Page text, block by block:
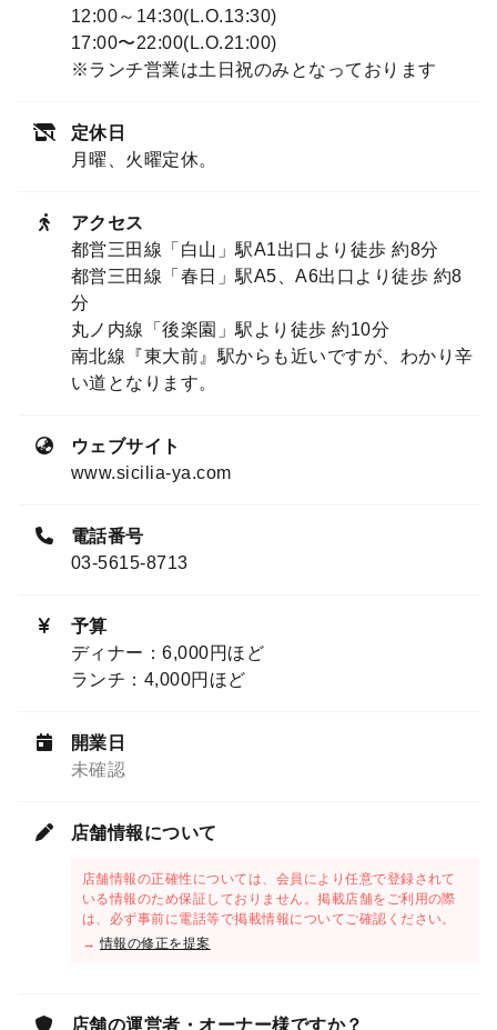
12:00～14:30(L.O.13:30)
17:00〜22:00(L.O.21:00)
※ランチ営業は土日祝のみとなっております
定休日
月曜、火曜定休。
アクセス
都営三田線「白山」駅A1出口より徒歩 約8分
都営三田線「春日」駅A5、A6出口より徒歩 約8
分
丸ノ内線「後楽園」駅より徒歩 約10分
南北線『東大前』駅からも近いですが、わかり辛
い道となります。
ウェブサイト
www.sicilia-ya.com
電話番号
03-5615-8713
予算
ディナー：6,000円ほど
ランチ：4,000円ほど
開業日
未確認
店舗情報について
店舗情報の正確性については、会員により任意で登録されて
いる情報のため保証しておりません。掲載店舗をご利用の際
は、必ず事前に電話等で掲載情報についてご確認ください。
→情報の修正を提案
店舗の運営者・オーナー様ですか？